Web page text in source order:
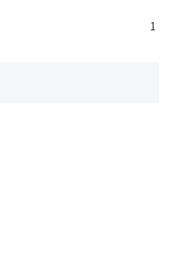
1